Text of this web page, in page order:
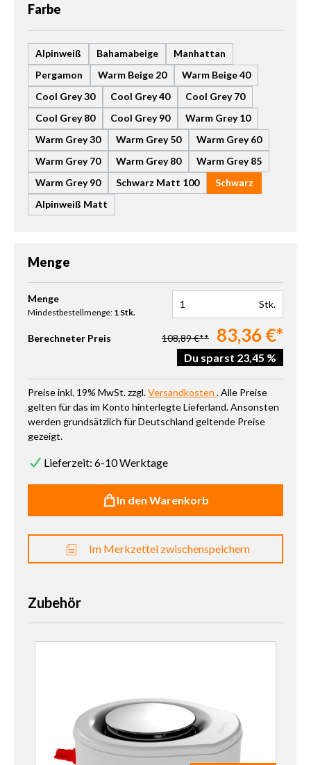
Farbe
Alpinweiß Bahamabeige
Manhattan
Pergamon
Warm Beige 20
Warm Beige 40
Cool Grey 30
Cool Grey 40
Cool Grey 70
Cool Grey 80
Cool Grey 90
Warm Grey 10
Warm Grey 30
Warm Grey 50
Warm Grey 60
Warm Grey 70
Warm Grey 80
Warm Grey 85
Warm Grey 90
Schwarz Matt 100
Schwarz
Alpinweiß Matt
Menge
Produkt Anzahl: Gib den gewünschten Wert ein oder benutze
Menge
Mindestbestellmenge: 1 Stk.
Stk.
Berechneter Preis 108,89 €** 83,36 €*
Du sparst 23,45 %
Preise inkl. 19% MwSt. zzgl.Versandkosten . Alle Preise
gelten für das im Konto hinterlegte Lieferland. Ansonsten
werden grundsätzlich für Deutschland geltende Preise
gezeigt.
Lieferzeit: 6-10 Werktage
In den Warenkorb
Im Merkzettel zwischenspeichern
Zubehör